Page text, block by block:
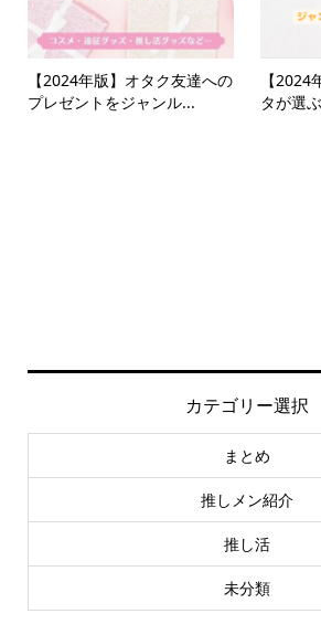
【2024年版】オタク友達への
プレゼントをジャンル...
【
タが選
カテゴリー選択
まとめ
推しメン紹介
推し活
未分類